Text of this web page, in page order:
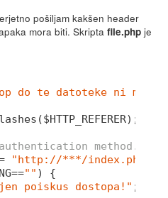
pošiljam kakšen header
mora biti. Skriptafile.php je
do te datoteke ni
method.
"http://***/index.php"
"" ) {
poiskus dostopa!" ;